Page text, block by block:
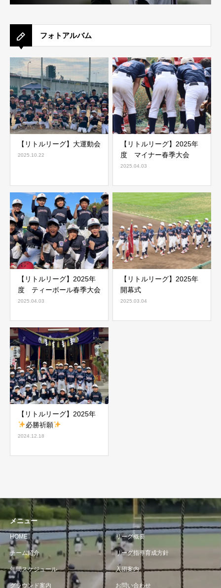
フォトアルバム
【リトルリーグ】大運動会
2025.10.22
【リトルリーグ】2025年
度 マイナー春季大会
2025.04.03
【リトルリーグ】2025年
度 ティーボール春季大会
2025.04.03
【リトルリーグ】2025年
開幕式
2025.03.04
【リトルリーグ】2025年
必勝祈願
2024.12.18
メニュー
HOME リーグ概要
チーム紹介 リーグ指導育成方針
年間スケジュール 入団案内
グラウンド案内 お問い合わせ